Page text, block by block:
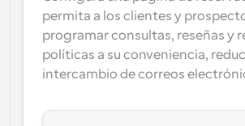
permita a los clientes y
programar consultas, reseñas y
políticas a su conveniencia,
intercambio de correos